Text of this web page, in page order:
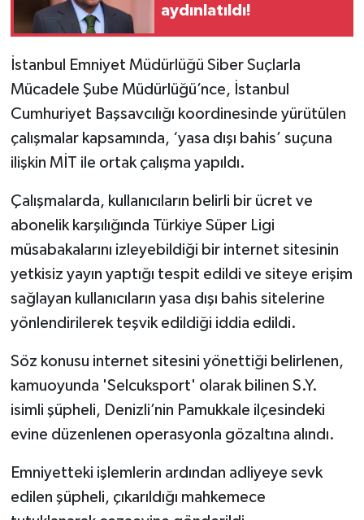
aydınlatıldı!
İstanbul Emniyet Müdürlüğü Siber Suçlarla
Mücadele Şube Müdürlüğü’nce, İstanbul
Cumhuriyet Başsavcılığı koordinesinde yürütülen
çalışmalar kapsamında, ‘yasa dışı bahis’ suçuna
ilişkin MİT ile ortak çalışma yapıldı.
Çalışmalarda, kullanıcıların belirli bir ücret ve
abonelik karşılığında Türkiye Süper Ligi
müsabakalarını izleyebildiği bir internet sitesinin
yetkisiz yayın yaptığı tespit edildi ve siteye erişim
sağlayan kullanıcıların yasa dışı bahis sitelerine
yönlendirilerek teşvik edildiği iddia edildi.
Söz konusu internet sitesini yönettiği belirlenen,
kamuoyunda 'Selcuksport' olarak bilinen S.Y.
isimli şüpheli, Denizli’nin Pamukkale ilçesindeki
evine düzenlenen operasyonla gözaltına alındı.
Emniyetteki işlemlerin ardından adliyeye sevk
edilen şüpheli, çıkarıldığı mahkemece